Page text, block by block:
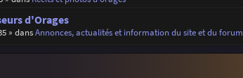
d'Orages
» dansAnnonces, actualités et information du site et du forum